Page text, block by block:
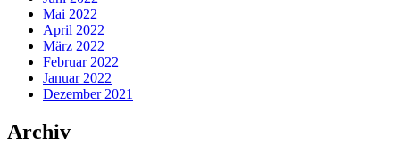
Mai 2022
April 2022
März 2022
Februar 2022
Januar 2022
Dezember 2021
Archiv